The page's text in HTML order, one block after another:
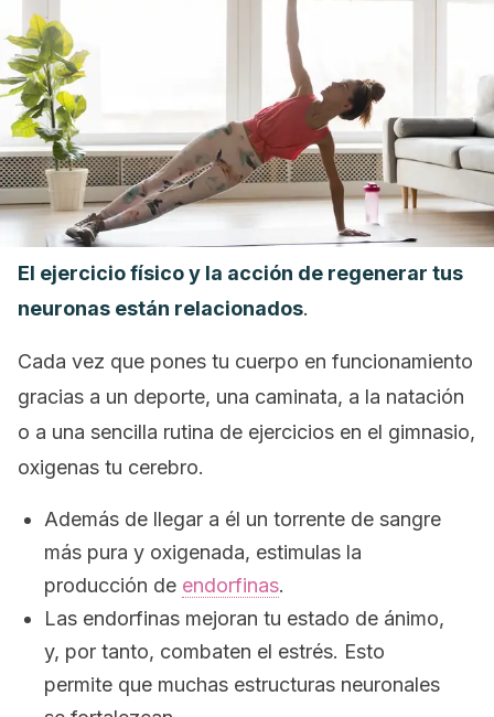
El ejercicio físico y la acción de regenerar tus
neuronas están relacionados.
Cada vez que pones tu cuerpo en funcionamiento
gracias a un deporte, una caminata, a la natación
o a una sencilla rutina de ejercicios en el gimnasio,
oxigenas tu cerebro.
Además de llegar a él un torrente de sangre
más pura y oxigenada, estimulas la
producción de endorfinas.
Las endorfinas mejoran tu estado de ánimo,
y, por tanto, combaten el estrés. Esto
permite que muchas estructuras neuronales